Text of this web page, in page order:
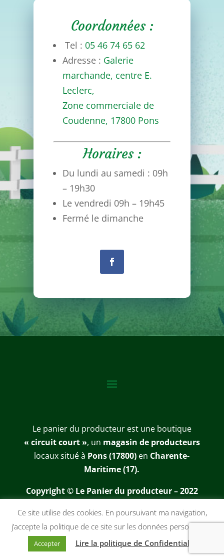
Coordonnées :
Tel : 05 46 74 65 62
Adresse : Galerie
marchande, centre E.
Leclerc,
Zone commerciale de
Coudenne, 17800 Pons
Horaires :
Du lundi au samedi : 09h
– 19h30
Le vendredi 09h – 19h45
Fermé le dimanche
Le panier du producteur est une boutique
« circuit court », un magasin de producteurs
locaux situé à Pons (17800) en Charente-
Maritime (17).
Copyright © Le Panier du producteur – 2022
Site réalisé parSynap’TIC
Ce site utilise des cookies. En poursuivant ma navigation,
j’accepte la politique de ce site sur les données personnelles
Cookies & Politique de Confidentialité